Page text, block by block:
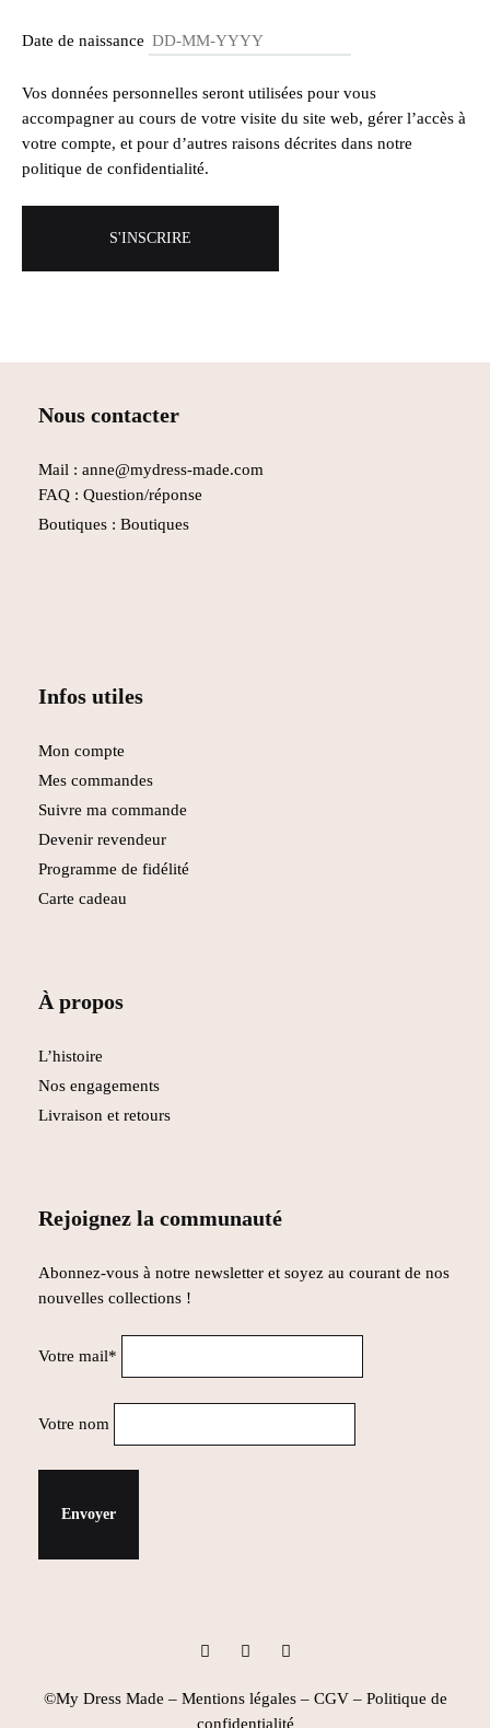
Date de naissance
Vos données personnelles seront utilisées pour vous
accompagner au cours de votre visite du site web, gérer l’accès à
votre compte, et pour d’autres raisons décrites dans notre
politique de confidentialité.
S'INSCRIRE
Nous contacter
Mail : anne@mydress-made.com
FAQ : Question/réponse
Boutiques : Boutiques
Infos utiles
Mon compte
Mes commandes
Suivre ma commande
Devenir revendeur
Programme de fidélité
Carte cadeau
À propos
L’histoire
Nos engagements
Livraison et retours
Rejoignez la communauté
Abonnez-vous à notre newsletter et soyez au courant de nos
nouvelles collections !
Votre mail*
Votre nom
©My Dress Made – Mentions légales– CGV– Politique de
confidentialité
InstagramFacebookPinterest